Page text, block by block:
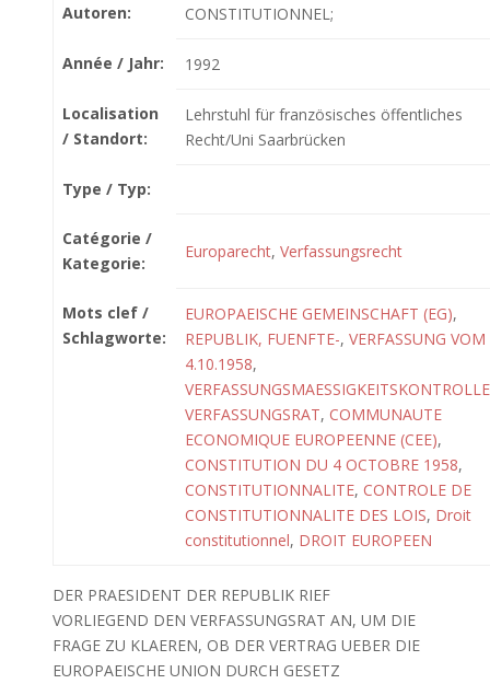
Autoren:
CONSTITUTIONNEL;
Année / Jahr: 1992
Localisation
/ Standort:
Lehrstuhl für französisches öffentliches
Recht/Uni Saarbrücken
Type / Typ:
Catégorie /
Kategorie:
Europarecht, Verfassungsrecht
Mots clef /
Schlagworte:
EUROPAEISCHE GEMEINSCHAFT (EG),
REPUBLIK, FUENFTE-, VERFASSUNG VOM
4.10.1958,
VERFASSUNGSMAESSIGKEITSKONTROLLE
VERFASSUNGSRAT, COMMUNAUTE
ECONOMIQUE EUROPEENNE (CEE),
CONSTITUTION DU 4 OCTOBRE 1958,
CONSTITUTIONNALITE, CONTROLE DE
CONSTITUTIONNALITE DES LOIS, Droit
constitutionnel, DROIT EUROPEEN
DER PRAESIDENT DER REPUBLIK RIEF
VORLIEGEND DEN VERFASSUNGSRAT AN, UM DIE
FRAGE ZU KLAEREN, OB DER VERTRAG UEBER DIE
EUROPAEISCHE UNION DURCH GESETZ